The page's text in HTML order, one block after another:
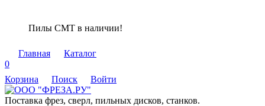
Пилы СМТ в наличии!
Главная
Каталог
0
Корзина
Поиск Войти
Поставка фрез, сверл, пильных дисков, станков.